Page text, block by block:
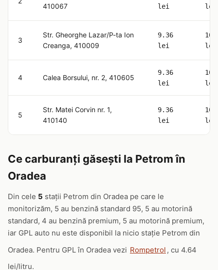
410067
lei
lei
3
Str. Gheorghe Lazar/P-ta Ion
Creanga, 410009
9.36
lei
lei
4 Calea Borsului, nr. 2, 410605
9.36
lei
lei
5
Str. Matei Corvin nr. 1,
410140
9.36
lei
lei
Ce carburanți găsești la Petrom în
Oradea
Din cele 5 stații Petrom din Oradea pe care le
monitorizăm, 5 au benzină standard 95, 5 au motorină
standard, 4 au benzină premium, 5 au motorină premium,
iar GPL auto nu este disponibil la nicio stație Petrom din
Oradea. Pentru GPL în Oradea vezi Rompetrol , cu 4.64
lei/litru.